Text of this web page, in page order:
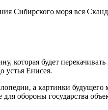
Сибирского моря вся
которая будет
устья Енисея.
а картинки будущего
обороны государства